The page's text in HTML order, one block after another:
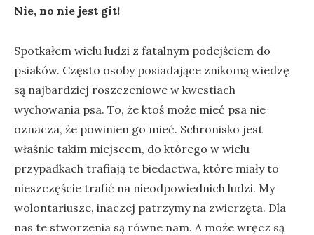
Nie, no nie jest git!
Spotkałem wielu ludzi z fatalnym podejściem do
psiaków. Często osoby posiadające znikomą wiedzę
są najbardziej roszczeniowe w kwestiach
wychowania psa. To, że ktoś może mieć psa nie
oznacza, że powinien go mieć. Schronisko jest
właśnie takim miejscem, do którego w wielu
przypadkach trafiają te biedactwa, które miały to
nieszczęście trafić na nieodpowiednich ludzi. My
wolontariusze, inaczej patrzymy na zwierzęta. Dla
nas te stworzenia są równe nam. A może wręcz są